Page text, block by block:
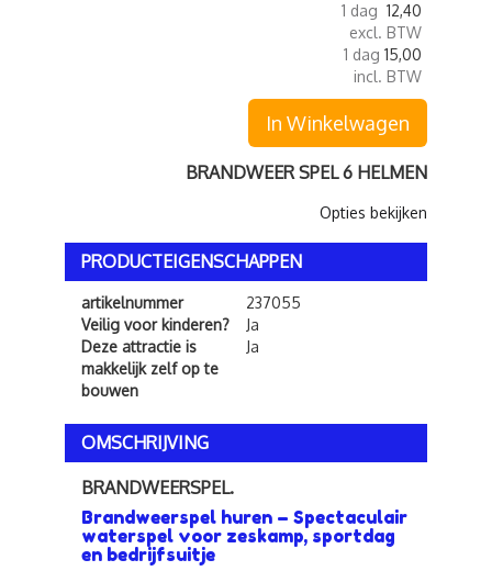
1 dag 12,40
excl. BTW
1 dag 15,00
incl. BTW
In Winkelwagen
BRANDWEER SPEL 6 HELMEN
Opties bekijken
PRODUCTEIGENSCHAPPEN
artikelnummer
237055
Veilig voor kinderen?
Ja
Deze attractie is
makkelijk zelf op te
bouwen
Ja
OMSCHRIJVING
BRANDWEERSPEL.
Brandweerspel huren – Spectaculair
waterspel voor zeskamp, sportdag
en bedrijfsuitje